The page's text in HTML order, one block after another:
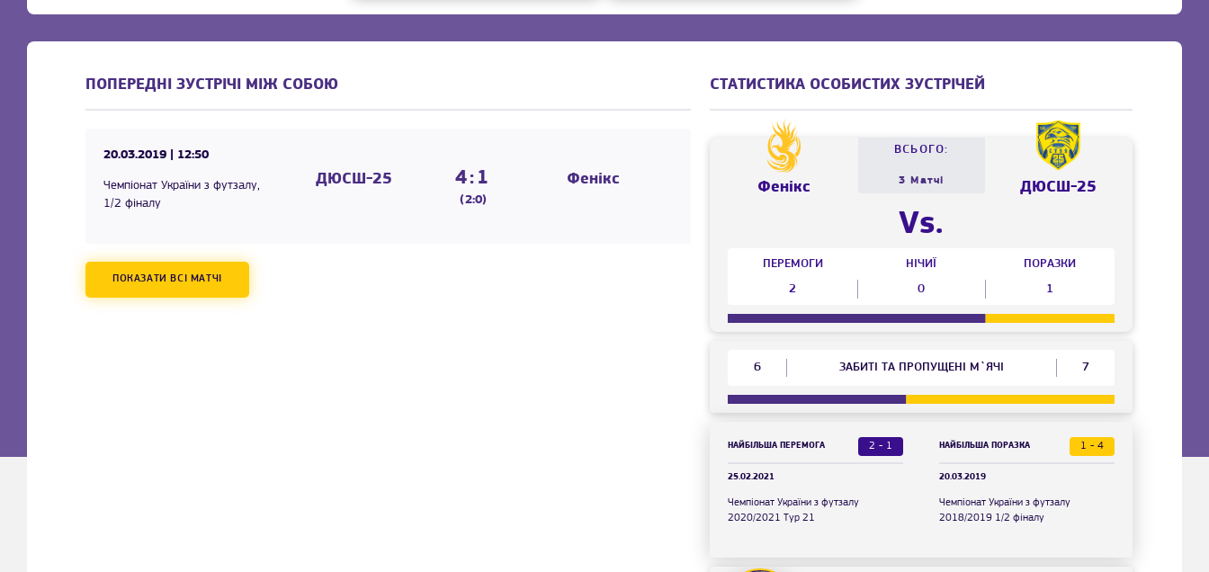
ПОПЕРЕДНІ ЗУСТРІЧІ МІЖ СОБОЮ
20.03.2019 | 12:50
Чемпіонат України з футзалу,
1/2 фіналу
ДЮСШ-25 4:1
(2:0)
Фенікс
ПОКАЗАТИ ВСІ МАТЧІ
СТАТИСТИКА ОСОБИСТИХ ЗУСТРІЧЕЙ
Фенікс
ВСЬОГО:
3 Матчі
Vs.
ДЮСШ-25
ПЕРЕМОГИ
2
НІЧИЇ
0
ПОРАЗКИ
1
6 ЗАБИТІ ТА ПРОПУЩЕНІ М`ЯЧІ 7
НАЙБІЛЬША ПЕРЕМОГА 2 - 1
25.02.2021
Чемпіонат України з футзалу
2020/2021 Тур 21
НАЙБІЛЬША ПОРАЗКА 1 - 4
20.03.2019
Чемпіонат України з футзалу
2018/2019 1/2 фіналу